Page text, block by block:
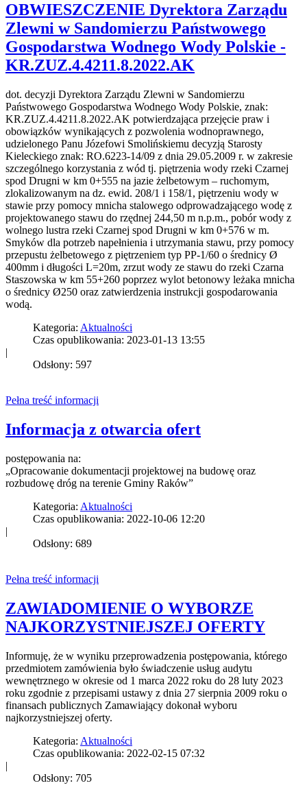
OBWIESZCZENIE Dyrektora Zarządu
Zlewni w Sandomierzu Państwowego
Gospodarstwa Wodnego Wody Polskie -
KR.ZUZ.4.4211.8.2022.AK
dot. decyzji Dyrektora Zarządu Zlewni w Sandomierzu
Państwowego Gospodarstwa Wodnego Wody Polskie, znak:
KR.ZUZ.4.4211.8.2022.AK potwierdzająca przejęcie praw i
obowiązków wynikających z pozwolenia wodnoprawnego,
udzielonego Panu Józefowi Smolińskiemu decyzją Starosty
Kieleckiego znak: RO.6223-14/09 z dnia 29.05.2009 r. w zakresie
szczególnego korzystania z wód tj. piętrzenia wody rzeki Czarnej
spod Drugni w km 0+555 na jazie żelbetowym – ruchomym,
zlokalizowanym na dz. ewid. 208/1 i 158/1, piętrzeniu wody w
stawie przy pomocy mnicha stalowego odprowadzającego wodę z
projektowanego stawu do rzędnej 244,50 m n.p.m., pobór wody z
wolnego lustra rzeki Czarnej spod Drugni w km 0+576 w m.
Smyków dla potrzeb napełnienia i utrzymania stawu, przy pomocy
przepustu żelbetowego z piętrzeniem typ PP-1/60 o średnicy Ø
400mm i długości L=20m, zrzut wody ze stawu do rzeki Czarna
Staszowska w km 55+260 poprzez wylot betonowy leżaka mnicha
o średnicy Ø250 oraz zatwierdzenia instrukcji gospodarowania
wodą.
Kategoria: Aktualności
Czas opublikowania: 2023-01-13 13:55
|
Odsłony: 597
Pełna treść informacji
Informacja z otwarcia ofert
postępowania na:
„Opracowanie dokumentacji projektowej na budowę oraz
rozbudowę dróg na terenie Gminy Raków”
Kategoria: Aktualności
Czas opublikowania: 2022-10-06 12:20
|
Odsłony: 689
Pełna treść informacji
ZAWIADOMIENIE O WYBORZE
NAJKORZYSTNIEJSZEJ OFERTY
Informuję, że w wyniku przeprowadzenia postępowania, którego
przedmiotem zamówienia było świadczenie usług audytu
wewnętrznego w okresie od 1 marca 2022 roku do 28 luty 2023
roku zgodnie z przepisami ustawy z dnia 27 sierpnia 2009 roku o
finansach publicznych Zamawiający dokonał wyboru
najkorzystniejszej oferty.
Kategoria: Aktualności
Czas opublikowania: 2022-02-15 07:32
|
Odsłony: 705